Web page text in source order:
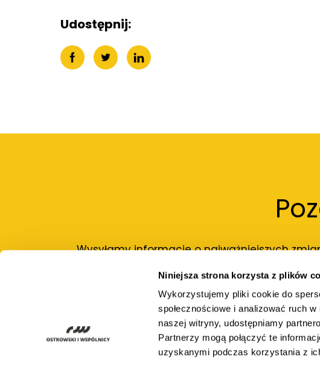
Niniejsza strona korzysta z plików
Wykorzystujemy pliki cookie do
społecznościowe i analizować ruch
naszej witryny, udostępniamy
Partnerzy mogą połączyć te
uzyskanymi podczas korzystania z
Udostępnij:
Wysyłamy informacje o najważniejszych
Adres e-mail: